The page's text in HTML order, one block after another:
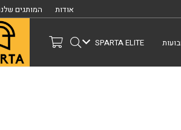
אודות המותגים
SPARTA ELITE